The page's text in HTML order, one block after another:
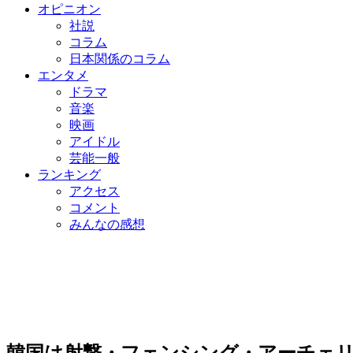
オピニオン
社説
コラム
日本関係のコラム
エンタメ
ドラマ
音楽
映画
アイドル
芸能一般
ランキング
アクセス
コメント
みんなの感想